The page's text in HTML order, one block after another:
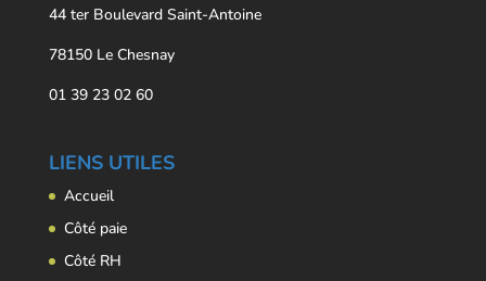
44 ter Boulevard Saint-Antoine
78150 Le Chesnay
01 39 23 02 60
LIENS UTILES
Accueil
Côté paie
Côté RH